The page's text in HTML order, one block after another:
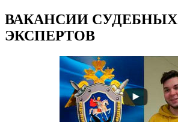
ВАКАНСИИ СУДЕБНЫХ
ЭКСПЕРТОВ